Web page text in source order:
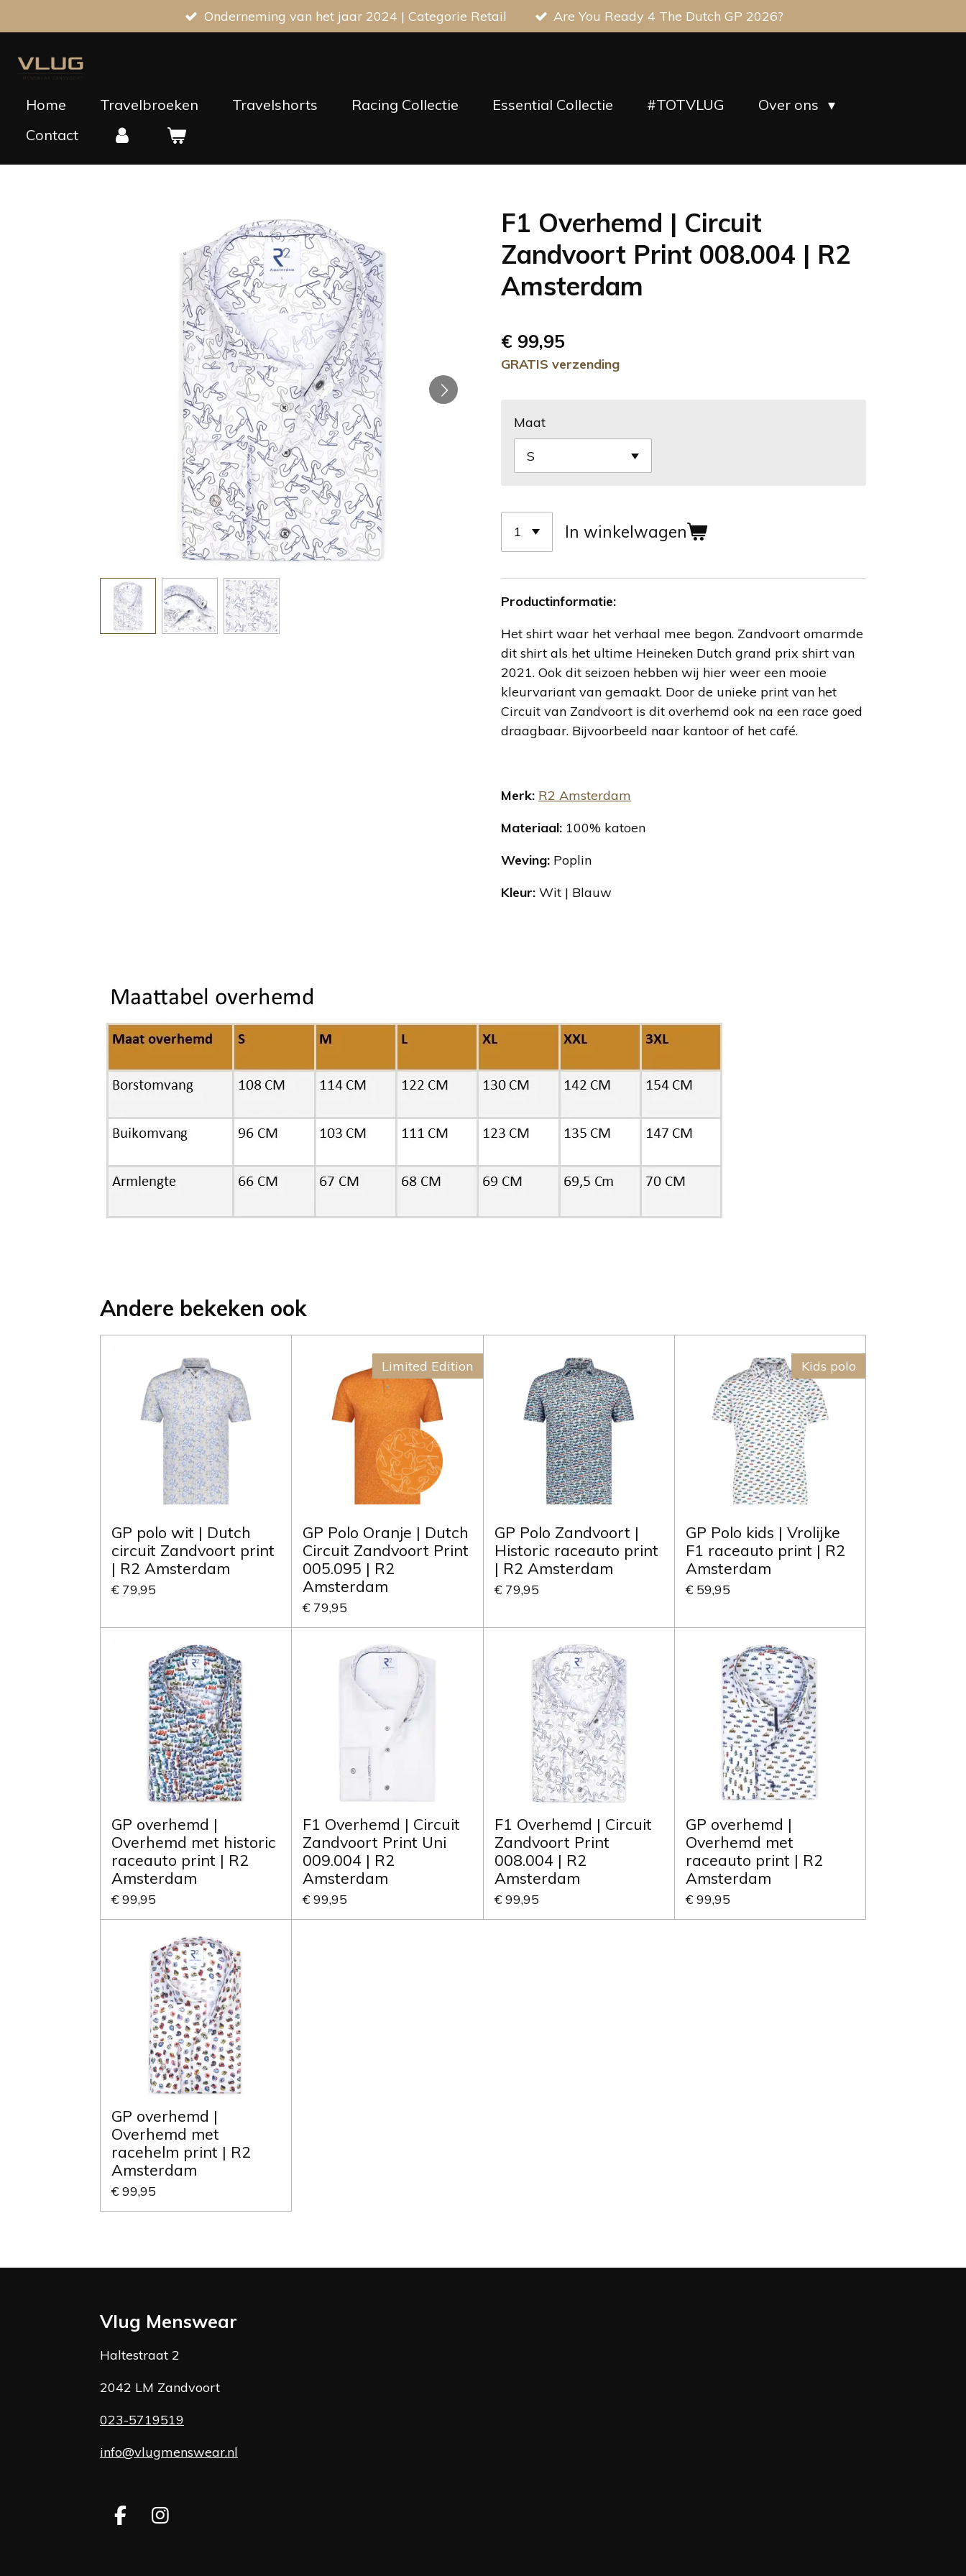
direct
naar
Onderneming van het jaar 2024 | Categorie Retail Are You Ready 4 The Dutch GP 2026?
Home Travelbroeken Travelshorts Racing Collectie Essential Collectie #TOTVLUG
Over ons
Contact
F1 Overhemd | Circuit
Zandvoort Print 008.004 | R2
Amsterdam
€ 99,95
GRATIS verzending
Maat
In winkelwagen
Productinformatie:
Het shirt waar het verhaal mee begon. Zandvoort omarmde
dit shirt als het ultime Heineken Dutch grand prix shirt van
2021. Ook dit seizoen hebben wij hier weer een mooie
kleurvariant van gemaakt. Door de unieke print van het
Circuit van Zandvoort is dit overhemd ook na een race goed
draagbaar. Bijvoorbeeld naar kantoor of het café.
Merk: R2 Amsterdam
Materiaal: 100% katoen
Weving: Poplin
Kleur: Wit | Blauw
Andere bekeken ook
GP polo wit | Dutch
circuit Zandvoort print
| R2 Amsterdam
€ 79,95
Limited Edition
GP Polo Oranje | Dutch
Circuit Zandvoort Print
005.095 | R2
Amsterdam
€ 79,95
GP Polo Zandvoort |
Historic raceauto print
| R2 Amsterdam
€ 79,95
Kids polo
GP Polo kids | Vrolijke
F1 raceauto print | R2
Amsterdam
€ 59,95
GP overhemd |
Overhemd met historic
raceauto print | R2
Amsterdam
€ 99,95
F1 Overhemd | Circuit
Zandvoort Print Uni
009.004 | R2
Amsterdam
€ 99,95
F1 Overhemd | Circuit
Zandvoort Print
008.004 | R2
Amsterdam
€ 99,95
GP overhemd |
Overhemd met
raceauto print | R2
Amsterdam
€ 99,95
GP overhemd |
Overhemd met
racehelm print | R2
Amsterdam
€ 99,95
Vlug Menswear
Haltestraat 2
2042 LM Zandvoort
023-5719519
info@vlugmenswear.nl
F
I